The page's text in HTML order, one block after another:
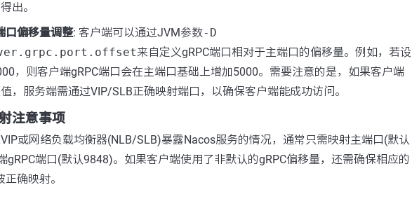
出。
口偏移量调整: 客户端可以通过JVM参数-D
来自定义gRPC端口相对于主端口的偏移量。例如，若设
，则客户端gRPC端口会在主端口基础上增加5000。需要注意的是，如果客户端
，服务端需通过VIP/SLB正确映射端口，以确保客户端能成功访问。
注意事项
或网络负载均衡器(NLB/SLB)暴露Nacos服务的情况，通常只需映射主端口(默认
gRPC端口(默认9848)。如果客户端使用了非默认的gRPC偏移量，还需确保相应的
确映射。